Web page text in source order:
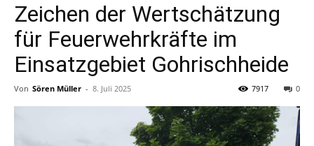
Zeichen der Wertschätzung
für Feuerwehrkräfte im
Einsatzgebiet Gohrischheide
Von Sören Müller - 8. Juli 2025 0
7917